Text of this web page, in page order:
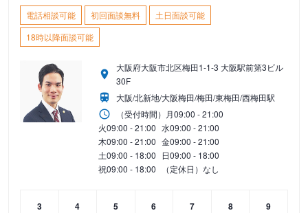
電話相談可能 初回面談無料
土日面談可能
18時以降面談可能
大阪府大阪市北区梅田1-1-3 大阪駅前第3ビル
30F
大阪/北新地/大阪梅田/梅田/東梅田/西梅田駅
（受付時間） 月09:00 - 21:00
火09:00 - 21:00 水09:00 - 21:00
木09:00 - 21:00 金09:00 - 21:00
土09:00 - 18:00 日09:00 - 18:00
祝09:00 - 18:00 （定休日）なし
3
4
5
6
7
8
9